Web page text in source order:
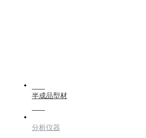
半成品型材
分析仪器